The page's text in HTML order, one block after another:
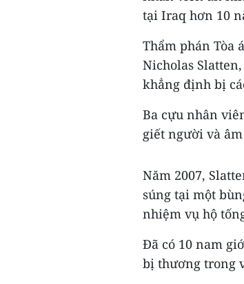
tại Iraq hơn 10
Thẩm phán Tòa
Nicholas
khẳng định bị
Ba cựu nhân
giết người và
Năm 2007,
súng tại một
nhiệm vụ hộ
Đã có 10 nam
bị thương trong